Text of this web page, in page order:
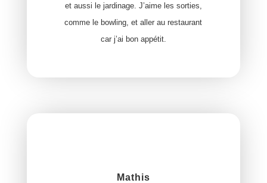
et aussi le jardinage. J’aime les sorties,
comme le bowling, et aller au restaurant
car j’ai bon appétit.
Mathis